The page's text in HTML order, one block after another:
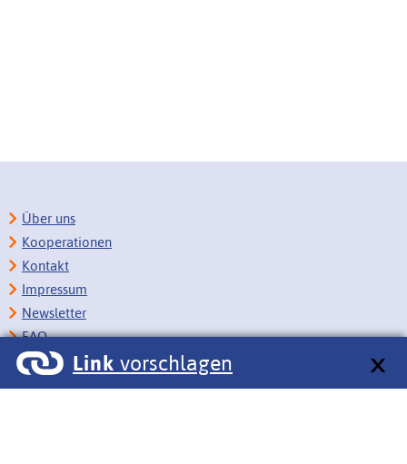
Link vorschlagen
Über uns
Kooperationen
Kontakt
Impressum
Newsletter
FAQ
Copyright